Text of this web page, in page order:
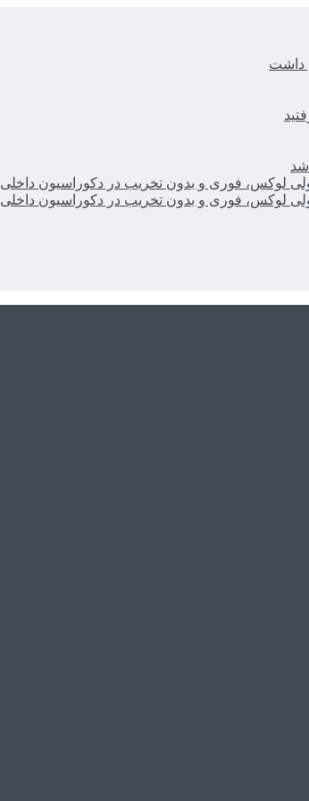
داشت
شد
لوکس، فوری و بدون تخریب در دکوراسیون داخلی
لوکس، فوری و بدون تخریب در دکوراسیون داخلی